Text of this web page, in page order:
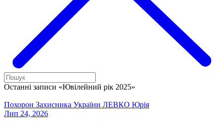
Останні записи «Ювілейний рік 2025»
Похорон Захисника України ЛЕВКО Юрія
Лип 24, 2026